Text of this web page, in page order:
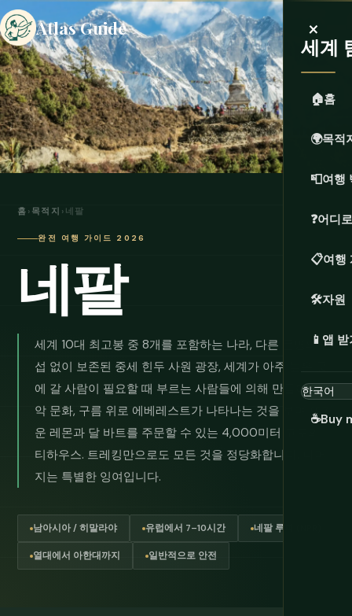
Atlas Guide ×
세계
🏠홈
🌍목적
📮여행
❓어디
📋여행
🛠️자원
📱 앱 받
☕Buy
홈 › 목적지 › 네팔
완전 여행 가이드 2026
네팔
세계 10대 최고봉 중 8개를 포함하는 나라, 다른 문명의 간
섭 없이 보존된 중세 힌두 사원 광장, 세계가 아주 높은 곳
에 갈 사람이 필요할 때 부르는 사람들에 의해 만들어진 산
악 문화, 구름 위로 에베레스트가 나타나는 것을 보며 뜨거
운 레몬과 달 바트를 주문할 수 있는 4,000미터 고도의
티하우스. 트레킹만으로도 모든 것을 정당화합니다. 나머
지는 특별한 잉여입니다.
남아시아 / 히말라야 유럽에서 7–10시간 네팔 루피 (NPR)
열대에서 아한대까지 일반적으로 안전